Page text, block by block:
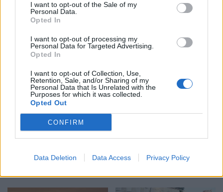
I want to opt-out of the Sale of my
Personal Data.
Opted In
I want to opt-out of processing my
Personal Data for Targeted Advertising.
Opted In
I want to opt-out of Collection, Use,
Retention, Sale, and/or Sharing of my
Personal Data that Is Unrelated with the
Purposes for which it was collected.
Opted Out
CONFIRM
Data Deletion Data Access Privacy Policy
70-të, Steve Hanke:
Shqiptarët vijojnë revoltën
kundër korrupsionit,
Rama duhet të largohet
banesën e 72-vjeçarit në
Tufinë, në kërkim tre
vëllezër